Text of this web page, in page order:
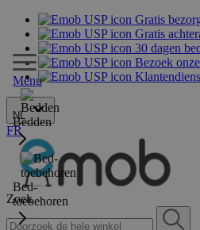
Gratis
Gratis
30 dagen
Bezoek
NL
FR
Zoek
Menu
Bedden
Bed-
toebehoren